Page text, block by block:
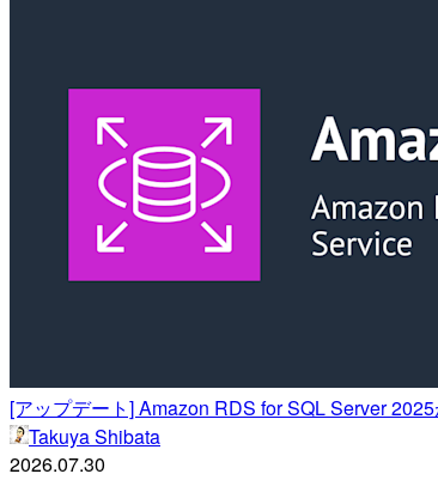
[アップデート] Amazon RDS for SQL Server
Takuya Shibata
2026.07.30